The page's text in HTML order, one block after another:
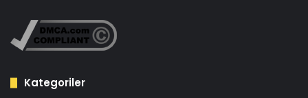
Kategoriler